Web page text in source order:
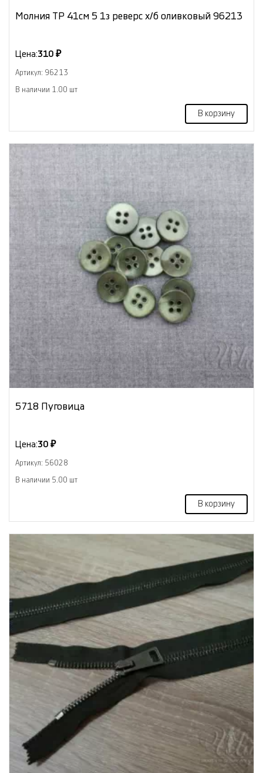
Молния ТР 41см 5 1з реверс х/б оливковый 96213
Цена:310 ₽
Артикул: 96213
В наличии 1.00 шт
В корзину
5718 Пуговица
Цена:30 ₽
Артикул: 56028
В наличии 5.00 шт
В корзину